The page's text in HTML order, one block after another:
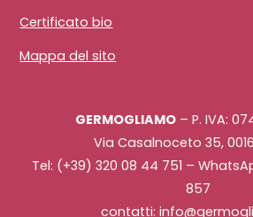
Certificato bio
Mappa del sito
GERMOGLIAMO – P. IVA:
Via Casalnoceto 35,
Tel: (+39) 320 08 44 751 –
857
contatti: